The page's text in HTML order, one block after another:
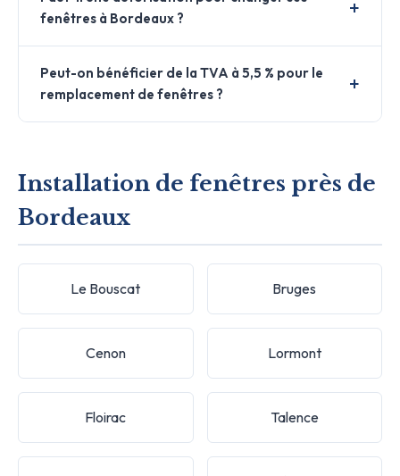
fenêtres à Bordeaux ?
Peut-on bénéficier de la TVA à 5,5 % pour le
remplacement de fenêtres ?
Installation de fenêtres près de
Bordeaux
Le Bouscat Bruges
Cenon Lormont
Floirac Talence